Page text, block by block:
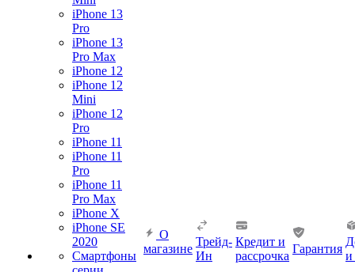
iPhone 13
Pro
iPhone 13
Pro Max
iPhone 12
iPhone 12
Mini
iPhone 12
Pro
iPhone 11
iPhone 11
Pro
iPhone 11
Pro Max
iPhone X
iPhone SE
2020
Смартфоны
О
магазине
Трейд-
Ин
Кредит и
рассрочка
Гарантия
и